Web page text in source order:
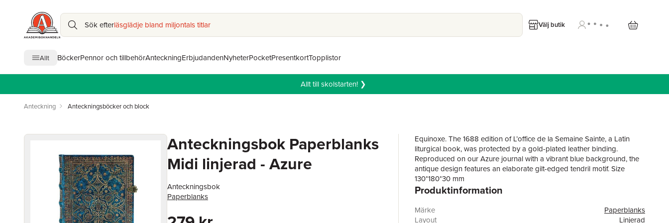
Sök efterläsglädje bland miljontals titlar Välj butik
Allt BöckerPennor och tillbehörAnteckningErbjudandenNyheterPocketPresentkortTopplistor
Allt till skolstarten! ❯
Anteckning Anteckningsböcker och block
Anteckningsbok Paperblanks
Midi linjerad - Azure
Anteckningsbok
Paperblanks
Equinoxe. The 1688 edition of L’office de la Semaine Sainte, a Latin
liturgical book, was protected by a gold-plated leather binding.
Reproduced on our Azure journal with a vibrant blue background, the
antique design features an elaborate gilt-edged tendril motif. Size
130*180*30 mm
Tillverkare/importör:
Paperblanks Ltd
Produktinformation
Märke
Paperblanks
Layout
Linjerad